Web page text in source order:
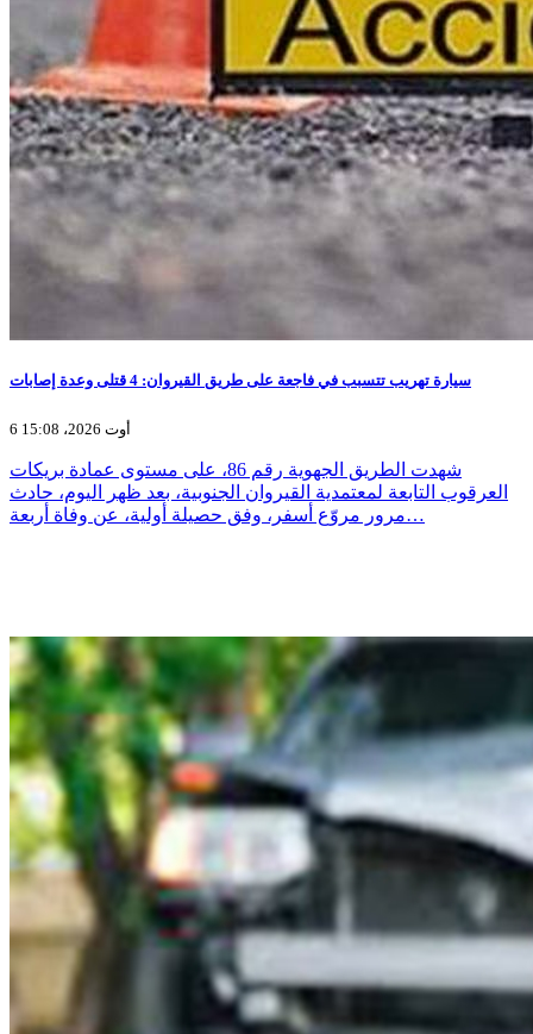
سيارة تهريب تتسبب في فاجعة على طريق القيروان: 4 قتلى وعدة إصابات
6 أوت 2026، 15:08
شهدت الطريق الجهوية رقم 86، على مستوى عمادة بريكات
العرقوب التابعة لمعتمدية القيروان الجنوبية، بعد ظهر اليوم، حادث
مرور مروّع أسفر، وفق حصيلة أولية، عن وفاة أربعة…